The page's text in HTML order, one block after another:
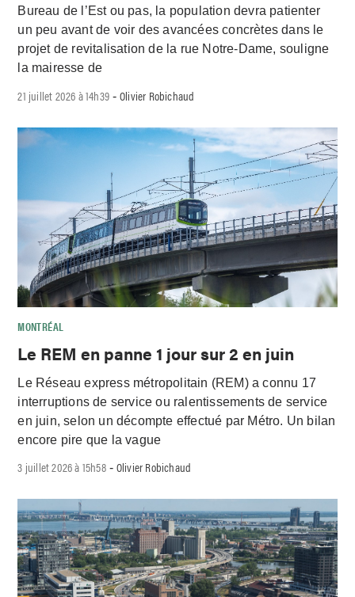
Bureau de l’Est ou pas, la population devra patienter
un peu avant de voir des avancées concrètes dans le
projet de revitalisation de la rue Notre-Dame, souligne
la mairesse de
21 juillet 2026 à 14h39 -Olivier Robichaud
MONTRÉAL
Le REM en panne 1 jour sur 2 en juin
Le Réseau express métropolitain (REM) a connu 17
interruptions de service ou ralentissements de service
en juin, selon un décompte effectué par Métro. Un bilan
encore pire que la vague
3 juillet 2026 à 15h58- Olivier Robichaud